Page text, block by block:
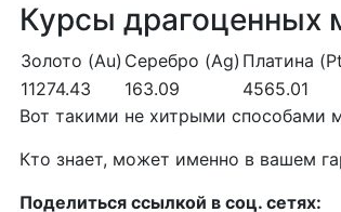
Курсы драгоценных
Золото (Au) Серебро (Ag) Платина
11274.43
163.09 4565.01
Вот такими не хитрыми способами
Кто знает, может именно в вашем
Поделиться ссылкой в соц. сетях: